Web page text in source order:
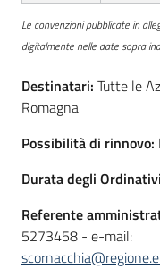
Le convenzioni pubblicate in
digitalmente nelle date sopra
Destinatari: Tutte le
Romagna
Possibilità di rinnovo:
Durata degli
Referente
5273458 - e-mail: